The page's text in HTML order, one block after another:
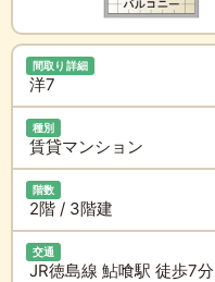
間取り詳細
洋7
種別
賃貸マンション
階数
2階 / 3階建
交通
JR徳島線 鮎喰駅 徒歩7分